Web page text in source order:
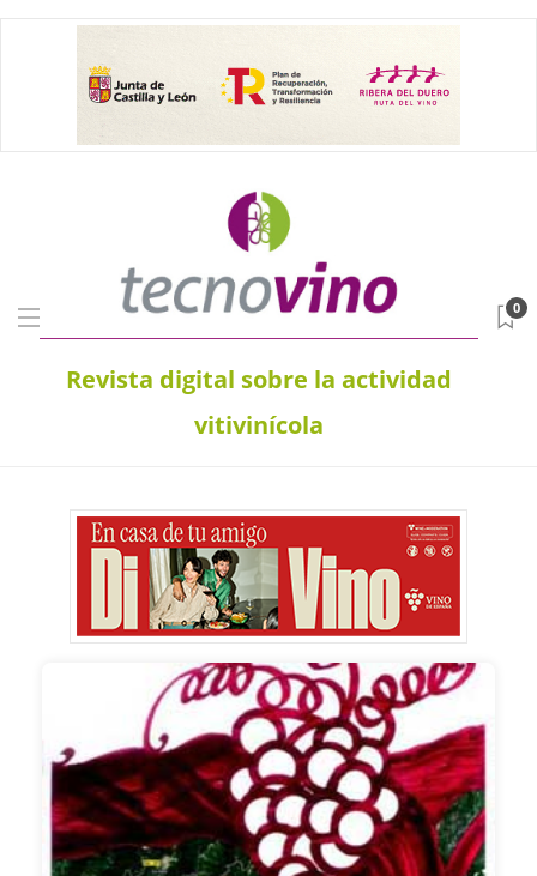
Revista digital sobre la actividad
vitivinícola
0